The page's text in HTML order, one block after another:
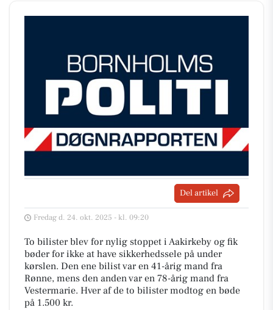
Del artikel
Fredag d. 24. okt. 2025 - kl. 09:20
To bilister blev for nylig stoppet i Aakirkeby og fik
bøder for ikke at have sikkerhedssele på under
kørslen. Den ene bilist var en 41-årig mand fra
Rønne, mens den anden var en 78-årig mand fra
Vestermarie. Hver af de to bilister modtog en bøde
på 1.500 kr.